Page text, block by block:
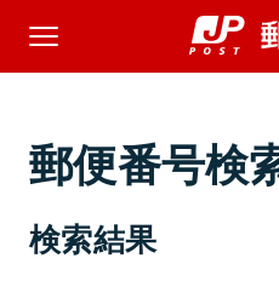
郵便番号検
検索結果